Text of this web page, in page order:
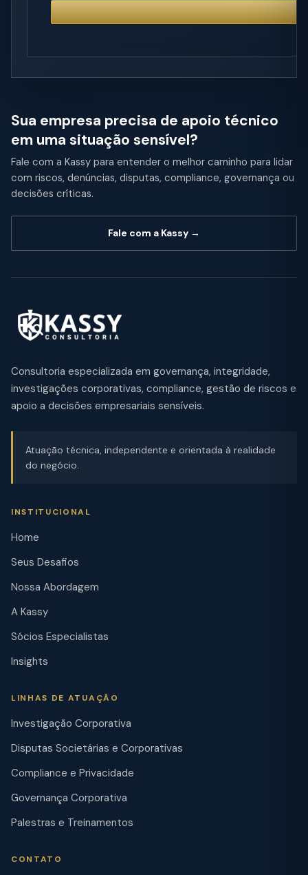
Sua empresa precisa de apoio técnico
em uma situação sensível?
Fale com a Kassy para entender o melhor caminho para lidar
com riscos, denúncias, disputas, compliance, governança ou
decisões críticas.
Fale com a Kassy →
Consultoria especializada em governança, integridade,
investigações corporativas, compliance, gestão de riscos e
apoio a decisões empresariais sensíveis.
Atuação técnica, independente e orientada à realidade
do negócio.
INSTITUCIONAL
Home
Seus Desafios
Nossa Abordagem
A Kassy
Sócios Especialistas
Insights
LINHAS DE ATUAÇÃO
Investigação Corporativa
Disputas Societárias e Corporativas
Compliance e Privacidade
Governança Corporativa
Palestras e Treinamentos
CONTATO